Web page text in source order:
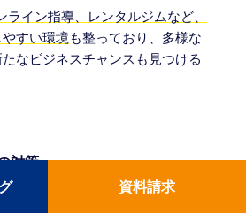
ライン指導、レンタルジムなど、
すい環境も整っており、多様な
なビジネスチャンスも見つける
対策
資料請求